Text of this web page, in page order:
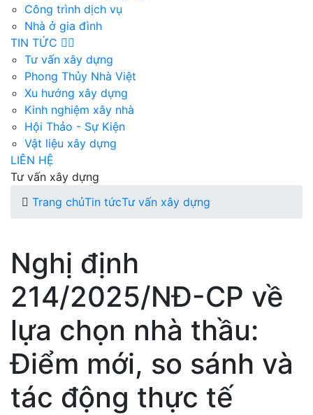
Công trình dịch vụ
Nhà ở gia đình
TIN TỨC
Tư vấn xây dựng
Phong Thủy Nhà Việt
Xu hướng xây dựng
Kinh nghiệm xây nhà
Hội Thảo - Sự Kiện
Vật liệu xây dựng
LIÊN HỆ
Tư vấn xây dựng
Trang chủTin tứcTư vấn xây dựng
Nghị định
214/2025/NĐ-CP về
lựa chọn nhà thầu:
Điểm mới, so sánh và
tác động thực tế